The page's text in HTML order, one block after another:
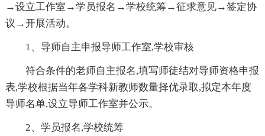
→设立工作室→学员报名→学校统筹→征求意见→签定协
议→开展活动。
1、导师自主申报导师工作室,学校审核
符合条件的老师自主报名,填写师徒结对导师资格申报
表,学校根据当年各学科新教师数量择优录取,拟定本年度
导师名单,设立导师工作室并公示。
2、学员报名,学校统筹